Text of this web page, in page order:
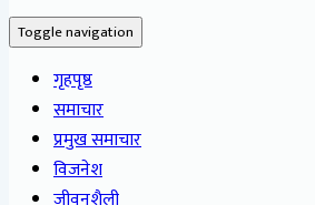
Toggle navigation
गृहपृष्ठ
समाचार
प्रमुख समाचार
विजनेश